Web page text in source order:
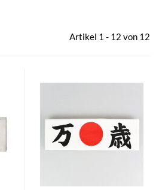
Artikel 1 - 12 von 12